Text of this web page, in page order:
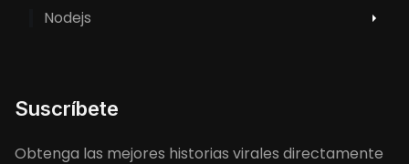
Nodejs
Suscríbete
Obtenga las mejores historias virales directamente